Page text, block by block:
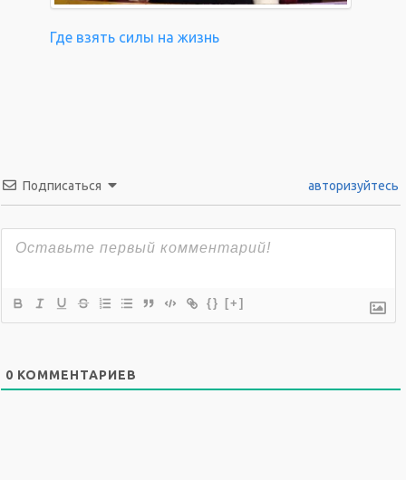
Где взять силы на жизнь
Подписаться авторизуйтесь
{} [+]
0 КОММЕНТАРИЕВ